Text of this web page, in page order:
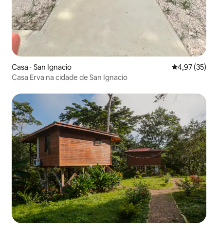
Casa ⋅ San Ignacio 4,97 de uma
4,97 (35)
Casa Erva na cidade de San Ignacio